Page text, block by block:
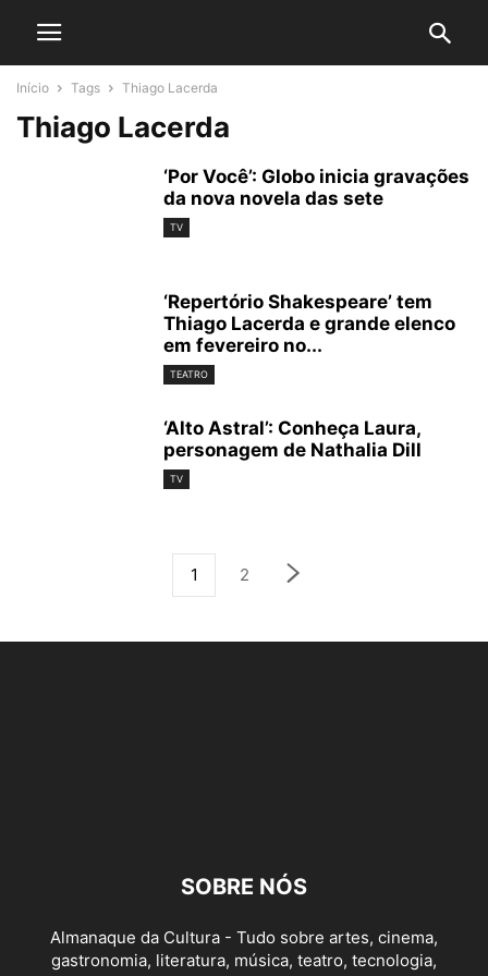
Início Tags Thiago Lacerda
Thiago Lacerda
‘Por Você’: Globo inicia gravações
da nova novela das sete
TV
‘Repertório Shakespeare’ tem
Thiago Lacerda e grande elenco
em fevereiro no...
TEATRO
‘Alto Astral’: Conheça Laura,
personagem de Nathalia Dill
TV
1 2
SOBRE NÓS
Almanaque da Cultura - Tudo sobre artes, cinema,
gastronomia, literatura, música, teatro, tecnologia,